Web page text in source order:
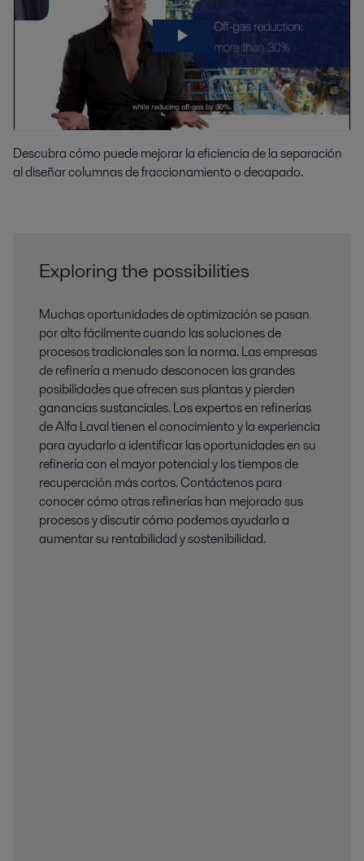
Descubra cómo puede mejorar la eficiencia de la separación
al diseñar columnas de fraccionamiento o decapado.
Exploring the possibilities
Muchas oportunidades de optimización se pasan
por alto fácilmente cuando las soluciones de
procesos tradicionales son la norma. Las empresas
de refinería a menudo desconocen las grandes
posibilidades que ofrecen sus plantas y pierden
ganancias sustanciales. Los expertos en refinerías
de Alfa Laval tienen el conocimiento y la experiencia
para ayudarlo a identificar las oportunidades en su
refinería con el mayor potencial y los tiempos de
recuperación más cortos. Contáctenos para
conocer cómo otras refinerías han mejorado sus
procesos y discutir cómo podemos ayudarlo a
aumentar su rentabilidad y sostenibilidad.